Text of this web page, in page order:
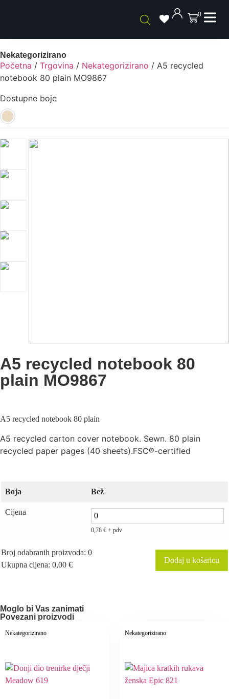
0
Nekategorizirano
Početna / Trgovina / Nekategorizirano / A5 recycled
notebook 80 plain MO9867
Dostupne boje
A5 recycled notebook 80
plain MO9867
A5 recycled notebook 80 plain
A5 recycled carton cover notebook. Sewn. 80 plain
recycled paper pages (40 sheets).FSC®-certified
Boja Bež
Cijena
0,78 € + pdv
Broj odabranih proizvoda: 0
Ukupna cijena: 0,00 €
Dodaj u košaricu
Moglo bi Vas zanimati
Povezani proizvodi
Nekategorizirano Nekategorizirano